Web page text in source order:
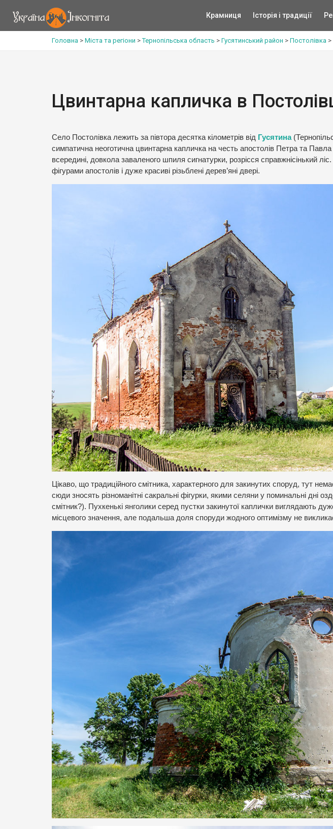
Крамниця Історія і традиції
Головна > Міста та регіони >Тернопільська область > Гусятинський район > Постолівка >
Цвинтарна капличка в
Село Постолівка лежить за півтора десятка кілометрів від Гусятина
симпатична неоготична цвинтарна капличка на честь апостолів Петра та
всередині, довкола заваленого шпиля сигнатурки, розрісся справжнісінький
фігурами апостолів і дуже красиві різьблені дерев’яні двері.
Цікаво, що традиційного смітника, характерного для закинутих споруд, тут
сюди зносять різноманітні сакральні фігурки, якими селяни у поминальні дні
смітник?). Пухкенькі янголики серед пустки закинутої каплички виглядають
місцевого значення, але подальша доля споруди жодного оптимізму не